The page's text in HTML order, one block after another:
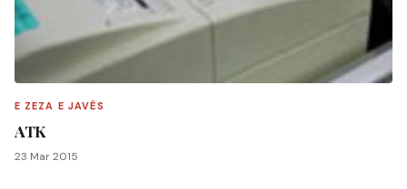
E ZEZA E JAVËS
ATK
23 Mar 2015